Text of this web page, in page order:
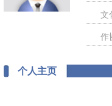
文
作
个人主页